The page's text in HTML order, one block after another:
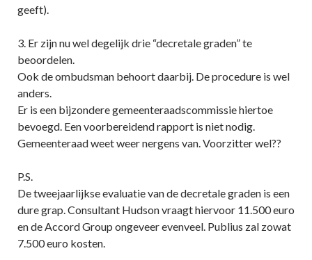
geeft).
3. Er zijn nu wel degelijk drie “decretale graden” te
beoordelen.
Ook de ombudsman behoort daarbij. De procedure is wel
anders.
Er is een bijzondere gemeenteraadscommissie hiertoe
bevoegd. Een voorbereidend rapport is niet nodig.
Gemeenteraad weet weer nergens van. Voorzitter wel??
P.S.
De tweejaarlijkse evaluatie van de decretale graden is een
dure grap. Consultant Hudson vraagt hiervoor 11.500 euro
en de Accord Group ongeveer evenveel. Publius zal zowat
7.500 euro kosten.